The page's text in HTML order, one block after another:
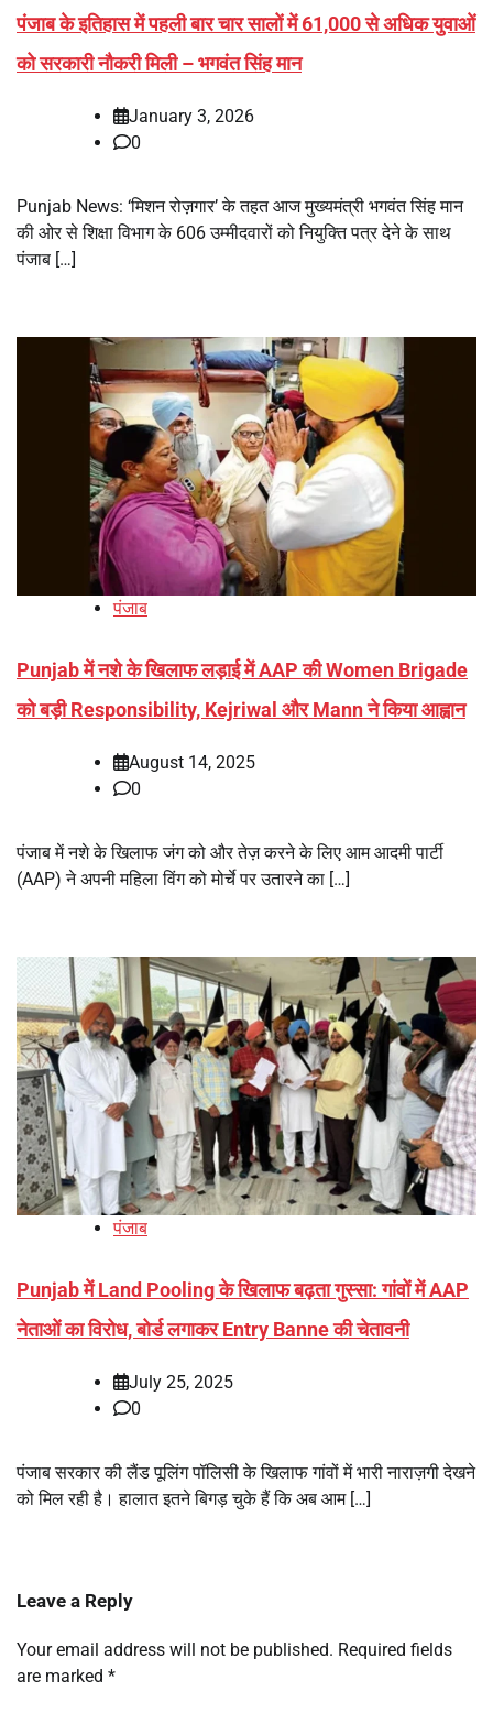
पंजाब के इतिहास में पहली बार चार सालों में 61,000 से अधिक युवाओं
को सरकारी नौकरी मिली – भगवंत सिंह मान
January 3, 2026
0
Punjab News: ‘मिशन रोज़गार’ के तहत आज मुख्यमंत्री भगवंत सिंह मान
की ओर से शिक्षा विभाग के 606 उम्मीदवारों को नियुक्ति पत्र देने के साथ
पंजाब […]
पंजाब
Punjab में नशे के खिलाफ लड़ाई में AAP की Women Brigade
को बड़ी Responsibility, Kejriwal और Mann ने किया आह्वान
August 14, 2025
0
पंजाब में नशे के खिलाफ जंग को और तेज़ करने के लिए आम आदमी पार्टी
(AAP) ने अपनी महिला विंग को मोर्चे पर उतारने का […]
पंजाब
Punjab में Land Pooling के खिलाफ बढ़ता गुस्सा: गांवों में AAP
नेताओं का विरोध, बोर्ड लगाकर Entry Banne की चेतावनी
July 25, 2025
0
पंजाब सरकार की लैंड पूलिंग पॉलिसी के खिलाफ गांवों में भारी नाराज़गी देखने
को मिल रही है। हालात इतने बिगड़ चुके हैं कि अब आम […]
Leave a Reply
Your email address will not be published. Required fields
are marked *